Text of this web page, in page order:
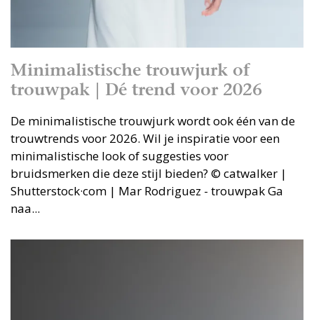
Minimalistische trouwjurk of
trouwpak | Dé trend voor 2026
De minimalistische trouwjurk wordt ook één van de
trouwtrends voor 2026. Wil je inspiratie voor een
minimalistische look of suggesties voor
bruidsmerken die deze stijl bieden? © catwalker |
Shutterstock·com | Mar Rodriguez - trouwpak Ga
naa...